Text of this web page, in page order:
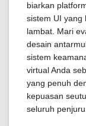
biarkan
sistem UI yang
lambat. Mari
desain
sistem
virtual Anda
yang penuh
kepuasan
seluruh penjuru